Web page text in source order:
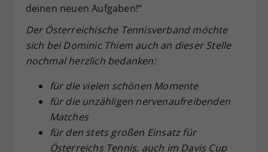
deinen neuen Aufgaben!“
Der Österreichische Tennisverband möchte
sich bei Dominic Thiem auch an dieser Stelle
nochmal herzlich bedanken:
für die vielen schönen Momente
für die unzähligen nervenaufreibenden
Matches
für den stets großen Einsatz für
Österreichs Tennis, auch im Davis Cup